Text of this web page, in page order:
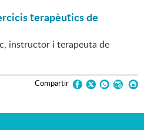
terapèutics de
instructor i terapeuta de
Compartir